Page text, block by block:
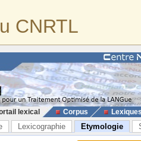
CNRTL
lexical Corpus
Lexicographie Etymologie